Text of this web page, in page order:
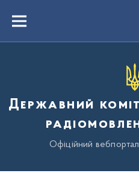
вмістуMenu
Державний
Офіційний